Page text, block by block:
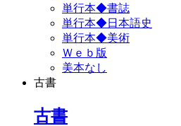
単行本◆書誌
単行本◆日本語史
単行本◆美術
Ｗｅｂ版
美本なし
古書
古書